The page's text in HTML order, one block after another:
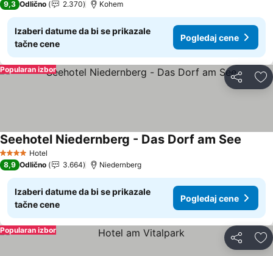
9,3 Odlično 2.370 Kohem
Izaberi datume da bi se prikazale
tačne cene
Pogledaj cene
Deli
Popularan izbor
4 ZvezdiceHotel
Seehotel Niedernberg - Das Dorf am See
8,9 Odlično 3.664 Niedernberg
Izaberi datume da bi se prikazale
tačne cene
Pogledaj cene
Deli
Popularan izbor